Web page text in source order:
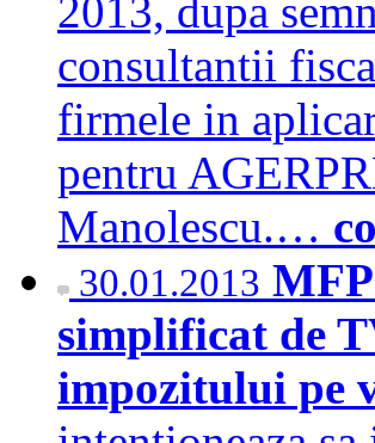
2013, dupa
consultantii
firmele in
pentru
Manolescu.…
30.01.2013
simplificat de
impozitului pe